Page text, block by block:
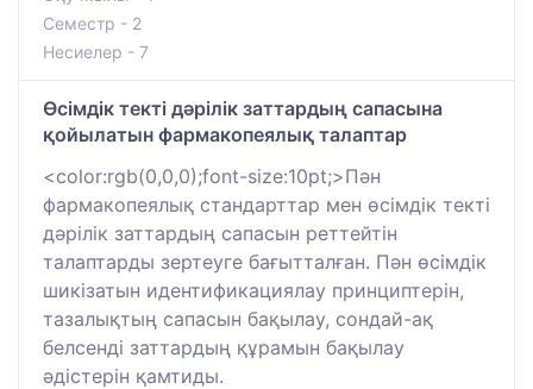
Семестр - 2
Несиелер - 7
Өсімдік текті дәрілік заттардың сапасына
қойылатын фармакопеялық талаптар
<color:rgb(0,0,0);font-size:10pt;>Пән
фармакопеялық стандарттар мен өсімдік текті
дәрілік заттардың сапасын реттейтін
талаптарды зертеуге бағытталған. Пән өсімдік
шикізатын идентификациялау принциптерін,
тазалықтың сапасын бақылау, сондай-ақ
белсенді заттардың құрамын бақылау
әдістерін қамтиды.